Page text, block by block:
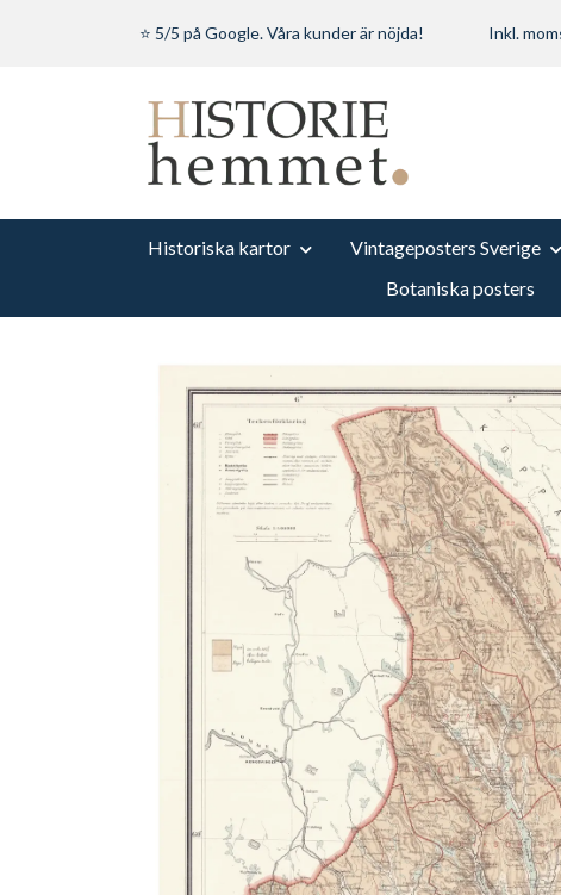
⭐ 5/5 på Google. Våra kunder är nöjda! Inkl.
Historiska kartor Vintageposters Sverige
Botaniska posters